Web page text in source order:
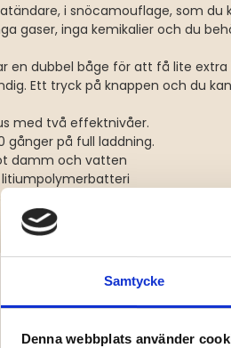
Samtycke
Denna webbplats använder
i snöcamouflage, som du
gaser, inga kemikalier och du
en dubbel båge för att få lite
Ett tryck på knappen och du
med två effektnivåer.
gånger på full laddning.
damm och vatten
för att ladda enheten.